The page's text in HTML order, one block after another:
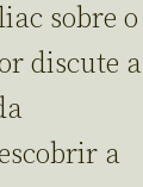
sobre o
discute a
a